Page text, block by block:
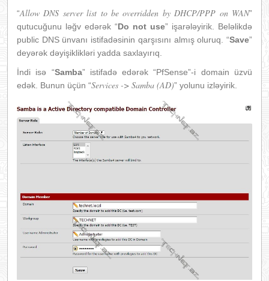
“Allow DNS server list to be overridden by DHCP/PPP on WAN”
qutucuğunu ləğv edərək “Do not use” işarələyirik. Beləlikdə
public DNS ünvanı istifadəsinin qarşısını almış oluruq. “Save”
deyərək dəyişiklikləri yadda saxlayırıq.
İndi isə “Samba” istifadə edərək “PfSense”-i domain üzvü
edək. Bunun üçün “Services -> Samba (AD)” yolunu izləyirik.